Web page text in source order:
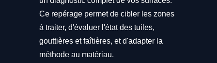
Ce repérage permet de cibler les zones
à traiter, d'évaluer l'état des tuiles,
gouttières et faîtières, et d'adapter la
méthode au matériau.